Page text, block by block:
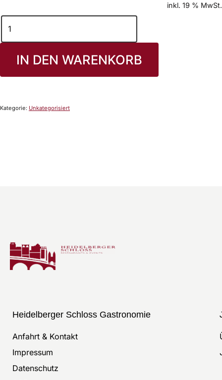
inkl. 19 % MwSt.
IN DEN WARENKORB
Kategorie: Unkategorisiert
Heidelberger Schloss Gastronomie
Anfahrt & Kontakt
Impressum
Datenschutz